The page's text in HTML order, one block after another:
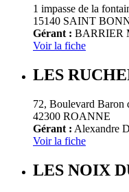
1 impasse de la
15140 SAINT
Gérant : BARRIER
Voir la fiche
LES
72, Boulevard Baron
42300 ROANNE
Gérant : Alexandre
Voir la fiche
LES NOIX